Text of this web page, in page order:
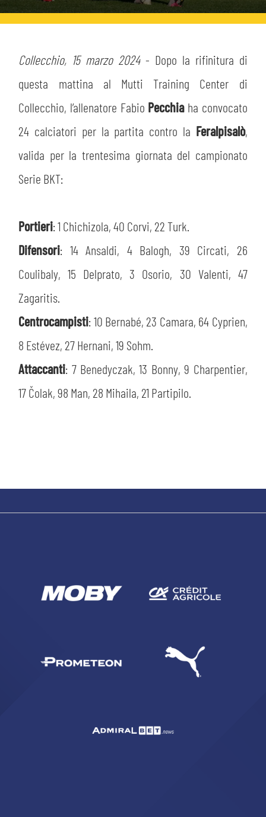
ABBONAMENTI
MUSEUM CLUB EXPERIENCE
TARDINI CARD
INFORMAZIONI ACCREDITI
TRASFERTE
TICKET GIFT CARD
SHOP
HOSPITALITY
HOSPITALITY
MUSEUM CLUB EXPERIENCE
ESPORTS
ORGANIGRAMMA
MUTTI TRAINING CENTER
STORE
MUSEO
SLO
LAVORA CON NOI
FLASH NEWS
STADIO TARDINI
PLAY GREEN
CSR
ACADEMY
LEGENDS
Collecchio, 15 marzo 2024- Dopo la rifinitura di
questa mattina al Mutti Training Center di
Collecchio, l’allenatore Fabio Pecchia ha convocato
24 calciatori per la partita contro la Feralpisalò,
valida per la trentesima giornata del campionato
Serie BKT:
Portieri: 1 Chichizola, 40 Corvi, 22 Turk.
Difensori: 14 Ansaldi, 4 Balogh, 39 Circati, 26
Coulibaly, 15 Delprato, 3 Osorio, 30 Valenti, 47
Zagaritis.
Centrocampisti: 10 Bernabé, 23 Camara, 64 Cyprien,
8 Estévez, 27 Hernani, 19 Sohm.
Attaccanti: 7 Benedyczak, 13 Bonny, 9 Charpentier,
17 Čolak, 98 Man, 28 Mihaila, 21 Partipilo.